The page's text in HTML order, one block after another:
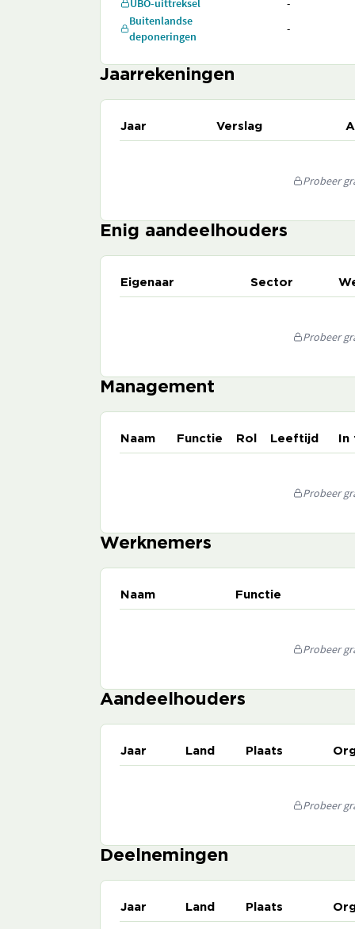
UBO-uittreksel
-
Buitenlandse
deponeringen
-
Jaarrekeningen
Jaar Verslag
Probeer
Enig aandeelhouders
Eigenaar Sector
Probeer
Management
Naam Functie Rol Leeftijd
Probeer
Werknemers
Naam Functie
Probeer
Aandeelhouders
Jaar Land Plaats
Probeer
Deelnemingen
Jaar Land Plaats